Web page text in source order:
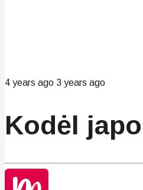
4 years ago 3 years ago
Kodėl